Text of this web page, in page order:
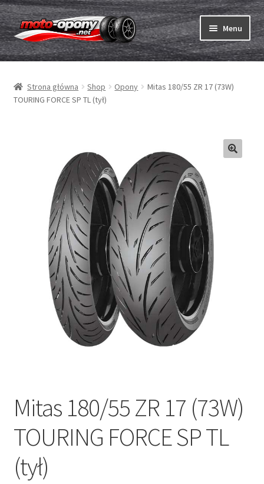
Przejdź
do
nawigacji
Przejdź
do
treści
Menu
Opony
Rozwiń
Dętki & taśmy
Rozwiń
Strona główna Shop Opony
Mitas 180/55 ZR 17 (73W)
TOURING FORCE SP TL (tył)
Mitas 180/55 ZR 17 (73W)
TOURING FORCE SP TL
(tył)